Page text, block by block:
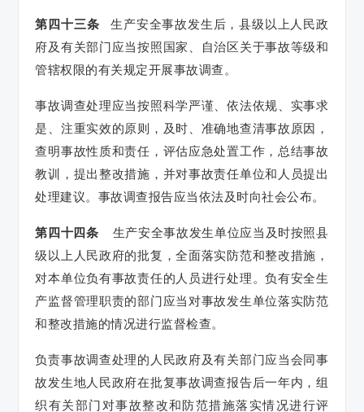
第四十三条 生产安全事故发生后，县级以上人民政
府及有关部门应当按照国家、自治区关于事故等级和
管辖权限的有关规定开展事故调查。
事故调查处理应当按照科学严谨、依法依规、实事求
是、注重实效的原则，及时、准确地查清事故原因，
查明事故性质和责任，评估应急处置工作，总结事故
教训，提出整改措施，并对事故责任单位和人员提出
处理建议。事故调查报告应当依法及时向社会公布。
第四十四条
生产安全事故发生单位应当及时按照县
级以上人民政府的批复，全面落实防范和整改措施，
对本单位负有事故责任的人员进行处理。负有安全生
产监督管理职责的部门应当对事故发生单位落实防范
和整改措施的情况进行监督检查。
负责事故调查处理的人民政府及有关部门应当会同事
故发生地人民政府在批复事故调查报告后一年内，组
织有关部门对事故整改和防范措施落实情况进行评